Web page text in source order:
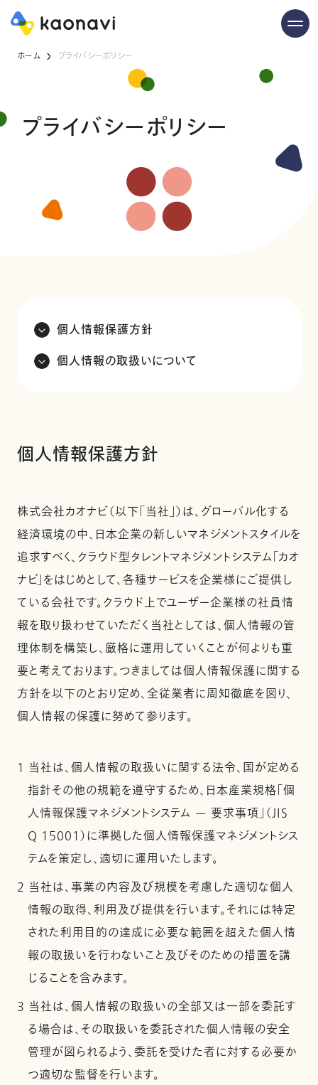
ホーム プライバシーポリシー
プライバシーポリシー
個人情報保護方針
個人情報の取扱いについて
個人情報保護方針
株式会社カオナビ（以下「当社」）は、グローバル化する
経済環境の中、日本企業の新しいマネジメントスタイルを
追求すべく、クラウド型タレントマネジメントシステム「カオ
ナビ」をはじめとして、各種サービスを企業様にご提供し
ている会社です。クラウド上でユーザー企業様の社員情
報を取り扱わせていただく当社としては、個人情報の管
理体制を構築し、厳格に運用していくことが何よりも重
要と考えております。つきましては個人情報保護に関する
方針を以下のとおり定め、全従業者に周知徹底を図り、
個人情報の保護に努めて参ります。
1 当社は、個人情報の取扱いに関する法令、国が定める
指針その他の規範を遵守するため、日本産業規格「個
人情報保護マネジメントシステム — 要求事項」（JIS
Q 15001）に準拠した個人情報保護マネジメントシス
テムを策定し、適切に運用いたします。
2 当社は、事業の内容及び規模を考慮した適切な個人
情報の取得、利用及び提供を行います。それには特定
された利用目的の達成に必要な範囲を超えた個人情
報の取扱いを行わないこと及びそのための措置を講
じることを含みます。
3 当社は、個人情報の取扱いの全部又は一部を委託す
る場合は、その取扱いを委託された個人情報の安全
管理が図られるよう、委託を受けた者に対する必要か
つ適切な監督を行います。